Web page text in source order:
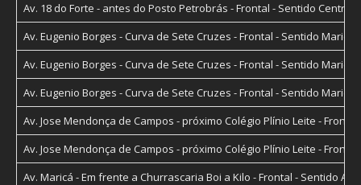
Av. 18 do Forte - antes do Posto Petrobrás - Frontal - Sentido
Av. Eugenio Borges - Curva de Sete Cruzes - Frontal - Sentido
Av. Eugenio Borges - Curva de Sete Cruzes - Frontal - Sentido
Av. Eugenio Borges - Curva de Sete Cruzes - Frontal - Sentido
Av. Jose Mendonça de Campos - próximo Colégio Plínio Leite -
Av. Jose Mendonça de Campos - próximo Colégio Plínio Leite -
Av. Maricá - Em frente a Churrascaria Boi a Kilo - Frontal - Sentido